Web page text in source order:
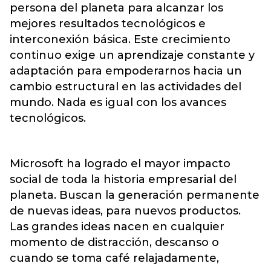
persona del planeta para alcanzar los
mejores resultados tecnológicos e
interconexión básica. Este crecimiento
continuo exige un aprendizaje constante y
adaptación para empoderarnos hacia un
cambio estructural en las actividades del
mundo. Nada es igual con los avances
tecnológicos.
Microsoft ha logrado el mayor impacto
social de toda la historia empresarial del
planeta. Buscan la generación permanente
de nuevas ideas, para nuevos productos.
Las grandes ideas nacen en cualquier
momento de distracción, descanso o
cuando se toma café relajadamente,